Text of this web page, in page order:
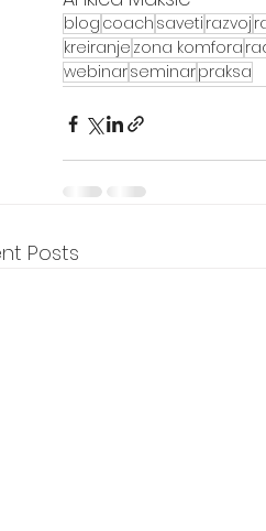
blog coach saveti razvoj
kreiranje zona komfora
webinarseminarpraksa
Posts